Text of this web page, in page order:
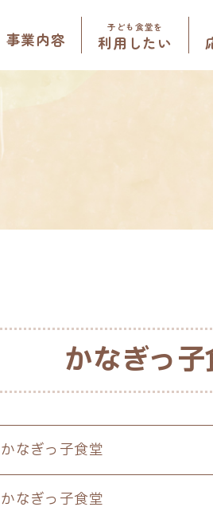
事業内容
子ども食堂を
利用したい
かなぎっ
かなぎっ子食堂
かなぎっ子食堂